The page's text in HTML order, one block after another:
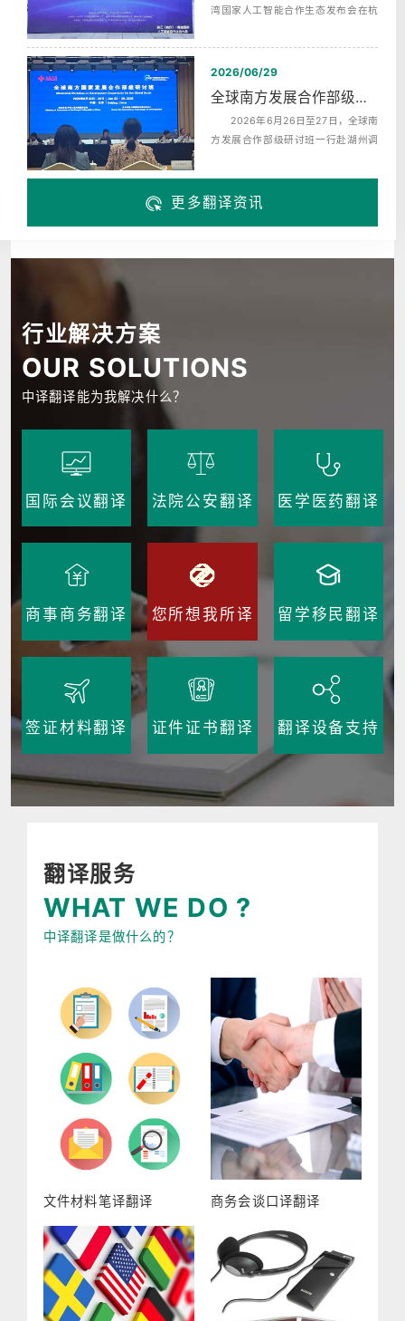
湾国家人工智能合作生态发布会在杭
了...
2026/06/29
全球南方发展合作部级研讨班赴湖州调研翻译服务
2026年6月26日至27日，全球南
方发展合作部级研讨班一行赴湖州调
罗、埃...
更多翻译资讯
行业解决方案
OUR SOLUTIONS
中译翻译能为我解决什么？
国际会议翻译 法院公安翻译 医学医药翻译
商事商务翻译 您所想我所译 留学移民翻译
签证材料翻译 证件证书翻译 翻译设备支持
翻译服务
WHAT WE DO ?
中译翻译是做什么的？
文件材料笔译翻译 商务会谈口译翻译